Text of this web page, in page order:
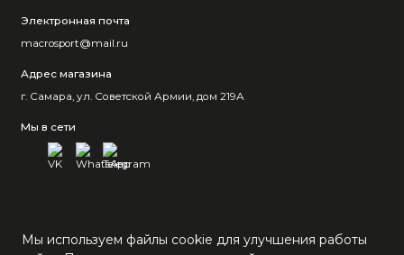
Электронная почта
macrosport@mail.ru
Адрес магазина
г. Самара, ул. Советской Армии, дом 219А
Мы в сети
Мы используем файлы cookie для улучшения работы